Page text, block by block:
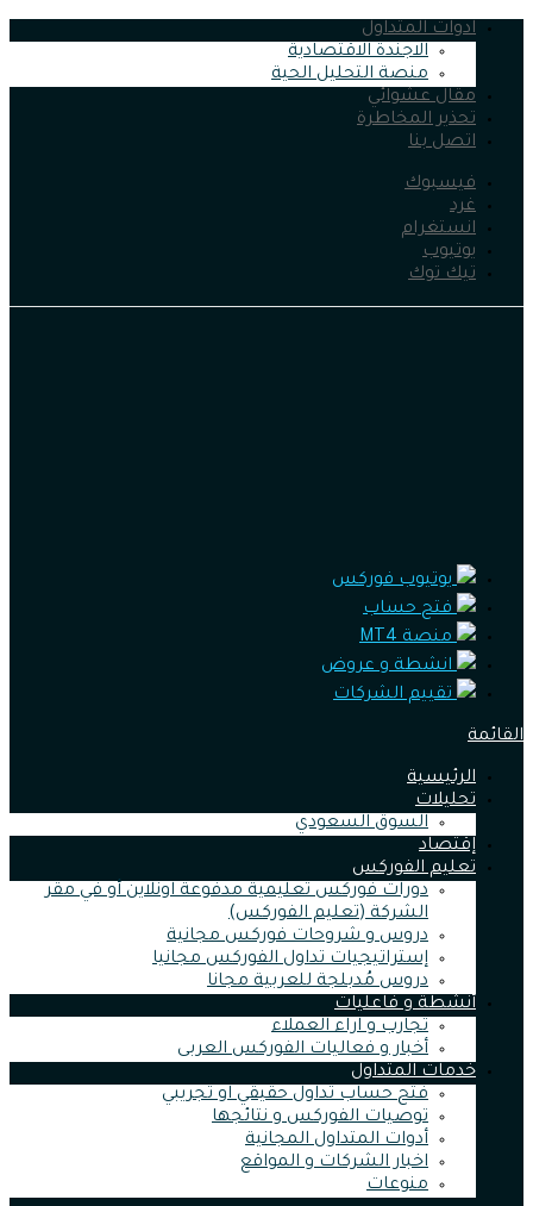
ادوات المتداول
الاجندة الاقتصادية
منصة التحليل الحية
مقال عشوائي
تحذير المخاطرة
اتصل بنا
فيسبوك
غرد
انستغرام
يوتيوب
تيك توك
يوتيوب فوركس
فتح حساب
منصة MT4
انشطة و عروض
تقييم الشركات
القائمة
الرئيسية
تحليلات
السوق السعودي
إقتصاد
تعليم الفوركس
دورات فوركس تعليمية مدفوعة اونلاين أو في مقر
الشركة (تعليم الفوركس)
دروس و شروحات فوركس مجانية
إستراتيجيات تداول الفوركس مجانيا
دروس مُدبلجة للعربية مجانا
أنشطة و فاعليات
تجارب و اراء العملاء
أخبار و فعاليات الفوركس العربى
خدمات المتداول
فتح حساب تداول حقيقي او تجريبي
توصيات الفوركس و نتائجها
أدوات المتداول المجانية
اخبار الشركات و المواقع
منوعات